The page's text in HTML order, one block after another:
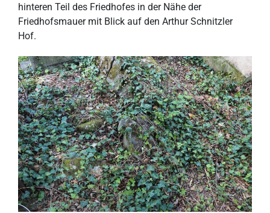
hinteren Teil des Friedhofes in der Nähe der
Friedhofsmauer mit Blick auf den Arthur Schnitzler
Hof.